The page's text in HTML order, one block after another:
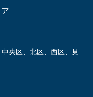
央区、北区、西区、見